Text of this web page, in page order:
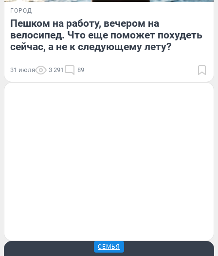
ГОРОД
Пешком на работу, вечером на
велосипед. Что еще поможет похудеть
сейчас, а не к следующему лету?
31 июля 3 291 89
СЕМЬЯ